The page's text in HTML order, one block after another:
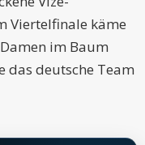
Viertelfinale käme
im Baum
das deutsche Team